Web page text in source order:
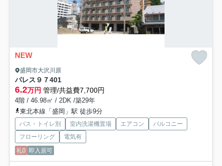
NEW
盛岡市大沢川原
パレス９７401
6.2万円 管理/共益費7,700円
4階 / 46.98㎡ / 2DK /築29年
東北本線「盛岡」駅 徒歩9分
バス・トイレ別 室内洗濯機置場 エアコン
バルコニー
フローリング
電気有
礼0 即入居可